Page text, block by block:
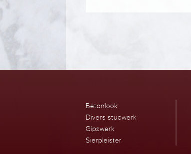
Betonlook
Divers stucwerk
Gipswerk
Sierpleister